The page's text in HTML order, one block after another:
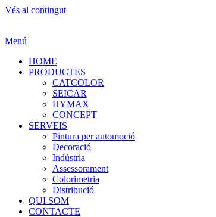
Vés al contingut
Menú
HOME
PRODUCTES
CATCOLOR
SEICAR
HYMAX
CONCEPT
SERVEIS
Pintura per automoció
Decoració
Indústria
Assessorament
Colorimetria
Distribució
QUI SOM
CONTACTE